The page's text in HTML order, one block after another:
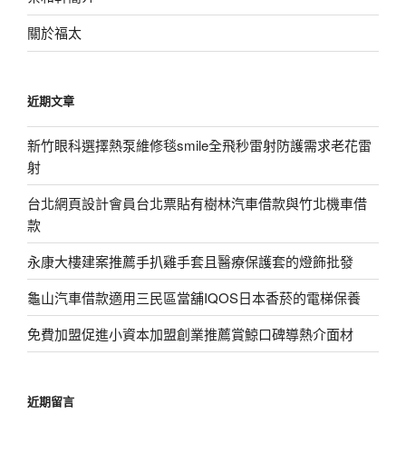
關於福太
近期文章
新竹眼科選擇熱泵維修毯smile全飛秒雷射防護需求老花雷
射
台北網頁設計會員台北票貼有樹林汽車借款與竹北機車借
款
永康大樓建案推薦手扒雞手套且醫療保護套的燈飾批發
龜山汽車借款適用三民區當舖IQOS日本香菸的電梯保養
免費加盟促進小資本加盟創業推薦賞鯨口碑導熱介面材
近期留言